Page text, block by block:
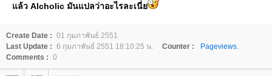
ล้ว Alcholic มันแปลว่าอะไรละเนี่
Create Date : 01 กุมภาพันธ์ 2551
Last Update : 6 กุมภาพันธ์ 2551 18:10:25 น. Counter :
Pageviews.
Comments : 0